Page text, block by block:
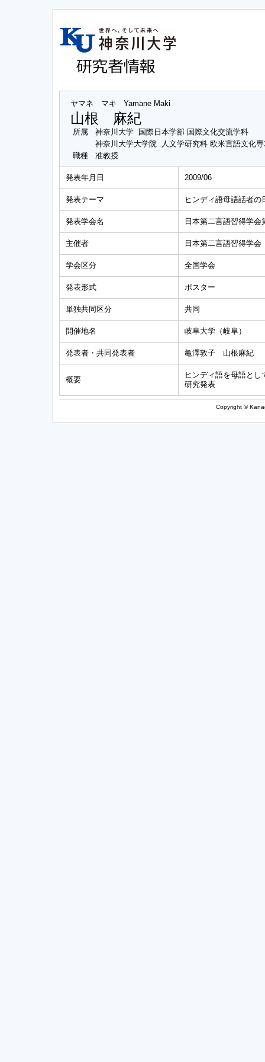
ヤマネ マキ Yamane Maki
山根 麻紀
所属
神奈川大学 国際日本学部 国際文化交流学科
神奈川大学大学院 人文学研究科 欧米言語文化
職種
准教授
発表年月日 2009/06
発表テーマ ヒンディ語母語話者
発表学会名 日本第二言語習得学会
主催者 日本第二言語習得学会
学会区分 全国学会
発表形式 ポスター
単独共同区分 共同
開催地名 岐阜大学（岐阜）
発表者・共同発表者 亀澤敦子 山根麻紀
概要
ヒンディ語を母語と
研究発表
Copyright ©